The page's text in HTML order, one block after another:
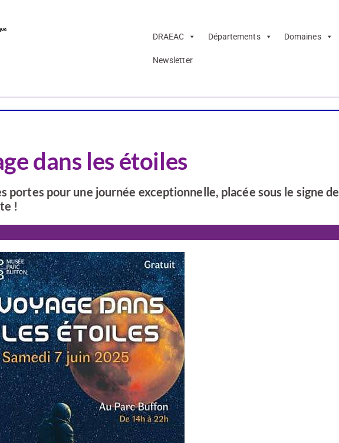
DRAEAC Départements Domaines
Newsletter
dans les étoiles
portes pour une journée exceptionnelle, placée sous le signe de
!